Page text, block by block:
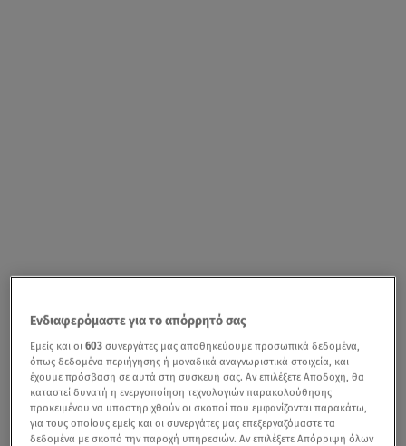
Ενδιαφερόμαστε για το απόρρητό σας
Εμείς και οι603 συνεργάτες μας αποθηκεύουμε προσωπικά δεδομένα,
όπως δεδομένα περιήγησης ή μοναδικά αναγνωριστικά στοιχεία, και
έχουμε πρόσβαση σε αυτά στη συσκευή σας. Αν επιλέξετε Αποδοχή, θα
καταστεί δυνατή η ενεργοποίηση τεχνολογιών παρακολούθησης
προκειμένου να υποστηριχθούν οι σκοποί που εμφανίζονται παρακάτω,
για τους οποίους εμείς και οι συνεργάτες μας επεξεργαζόμαστε τα
δεδομένα με σκοπό την παροχή υπηρεσιών. Αν επιλέξετε Απόρριψη όλων